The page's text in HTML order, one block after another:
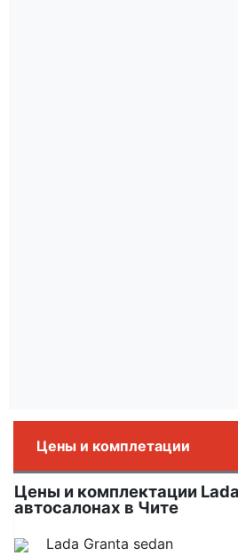
Цены и комплетации
Цены и комплектации
автосалонах в Чите
Lada Granta sedan